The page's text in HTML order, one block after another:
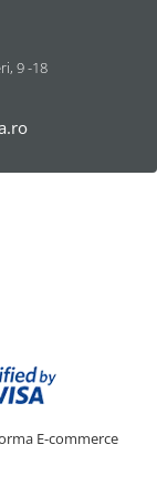
9 -18
E-commerce